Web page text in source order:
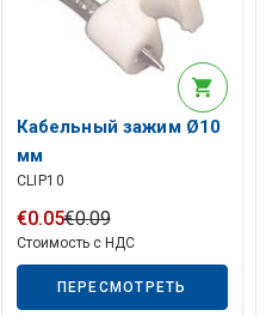
Кабельный зажим Ø10
мм
CLIP10
€0.05€0.09
Стоимость с НДС
ПЕРЕСМОТРЕТЬ